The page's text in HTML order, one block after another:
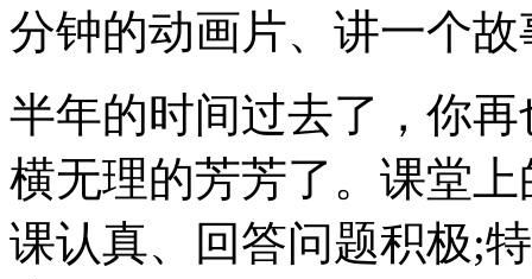
分钟的动画片、讲一个
半年的时间过去了，你
横无理的芳芳了。课堂
课认真、回答问题积极;